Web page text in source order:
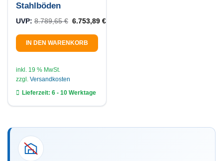
Stahlböden
UVP: 8.789,65€ Ursprünglicher Preis war: 8.789,65 €
6.753,89 €Aktueller Preis ist: 6.753,89 €.
IN DEN WARENKORB
inkl. 19 % MwSt.
zzgl. Versandkosten
Lieferzeit: 6 - 10 Werktage